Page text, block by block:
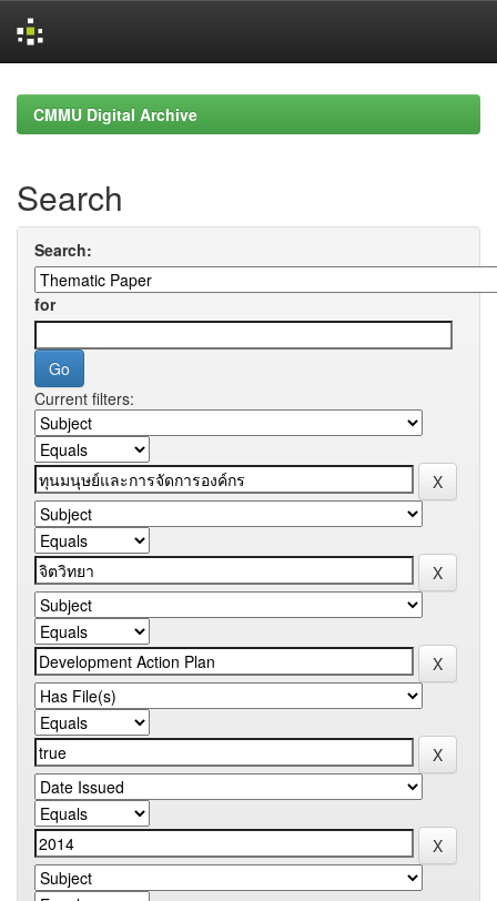
navigationCMMU Digital Archive
Search
Search:
for
Current filters: